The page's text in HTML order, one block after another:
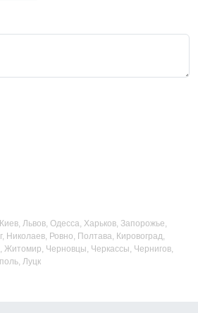
Львов, Одесса, Харьков, Запорожье,
Николаев, Ровно, Полтава, Кировоград,
Житомир, Черновцы, Черкассы, Чернигов,
Луцк